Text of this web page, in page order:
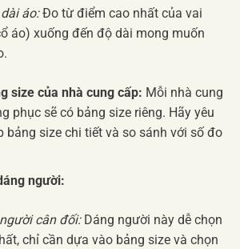
áo:Đo từ điểm cao nhất của vai
áo) xuống đến độ dài mong muốn
size của nhà cung cấp: Mỗi nhà cung
phục sẽ có bảng size riêng. Hãy yêu
bảng size chi tiết và so sánh với số đo
người:
cân đối:Dáng người này dễ chọn
chỉ cần dựa vào bảng size và chọn